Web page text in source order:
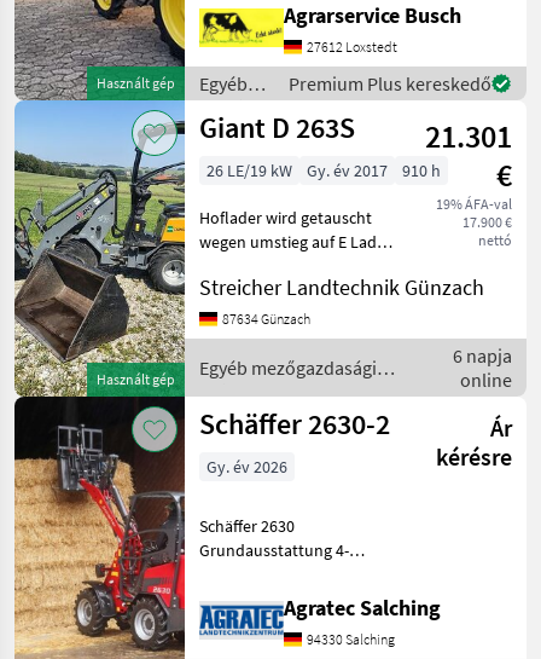
Használt gép
Maissaat: Diese Beize mit
Schwefel vergrämt Wild
Maissaatgut &
Maissatgutbeizmittel sehr g
Agrarservice Busch
27612 Loxstedt
Egyéb
mezőgazdasági
erőgépek
Deere
Premium Plus kereskedő
Használt gép
Giant D 263S
21.301
€
19% ÁFA-val
17.900 €
nettó
26 LE/19 kW Gy. év 2017 910 h
Hoflader wird getauscht
wegen umstieg auf E Lader.
Fotos zusehen. Bei Fragen
oder Interesse wenden Sie
sich an Herrn Jan
Kisselbach unte
Streicher Landtechnik Günzach
87634 Günzach
Egyéb mezőgazdasági
erőgépek / Giant
6 napja
online
Schäffer 2630-2
Ár
kérésre
Gy. év 2026
Schäffer 2630
Grundausstattung 4-
Kubota V1505, 18, 5 kW (25
PS) Hydrostatischer
Allradantrieb mit
Agratec Salching
94330 Salching